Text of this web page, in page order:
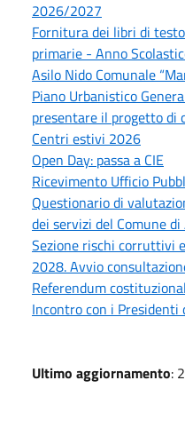
2026/2027
Fornitura dei libri di
primarie - Anno
Asilo Nido Comunale
Piano Urbanistico
presentare il progetto di
Centri estivi 2026
Open Day: passa a CIE
Ricevimento Ufficio
Questionario di
dei servizi del Comune
Sezione rischi corruttivi
2028. Avvio
Referendum
Incontro con i Presidenti
Ultimo aggiornamento: